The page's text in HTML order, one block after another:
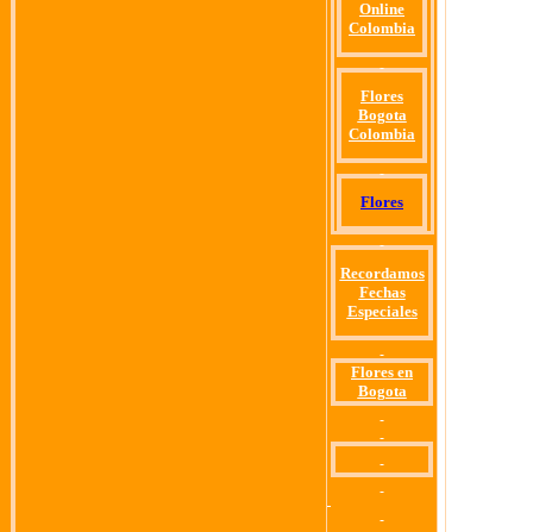
Online
Colombia
Flores
Bogota
Colombia
Flores
Recordamos
Fechas
Especiales
Flores en
Bogota